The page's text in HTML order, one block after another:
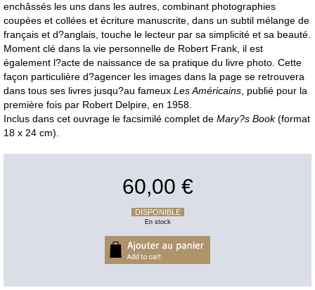
enchâssés les uns dans les autres, combinant photographies
coupées et collées et écriture manuscrite, dans un subtil mélange de
français et d?anglais, touche le lecteur par sa simplicité et sa beauté.
Moment clé dans la vie personnelle de Robert Frank, il est
également l?acte de naissance de sa pratique du livre photo. Cette
façon particulière d?agencer les images dans la page se retrouvera
dans tous ses livres jusqu?au fameux Les Américains, publié pour la
première fois par Robert Delpire, en 1958.
Inclus dans cet ouvrage le facsimilé complet de Mary?s Book(format
18 x 24 cm).
60,00 €
DISPONIBLE
En stock